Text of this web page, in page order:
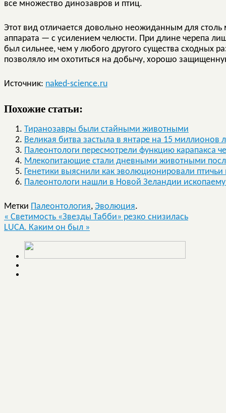
все множество динозавров и птиц.
Этот вид отличается довольно неожиданным для
аппарата — с усилением челюсти. При длине черепа
был сильнее, чем у любого другого существа сходных
позволяло им охотиться на добычу, хорошо
Источник: naked-science.ru
Похожие статьи:
Тиранозавры были стайными животными
Великая битва застыла в янтаре на 15 миллионов
Палеонтологи пересмотрели функцию карапакса
Млекопитающие стали дневными животными
Генетики выяснили как эволюционировали птичьи
Палеонтологи нашли в Новой Зеландии
Метки Палеонтология, Эволюция.
« Светимость «Звезды Табби» резко снизилась
LUCA. Каким он был »